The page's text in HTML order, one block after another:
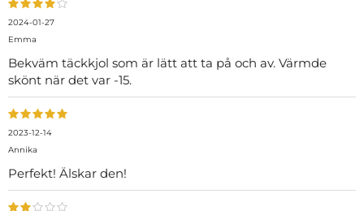
2024-01-27
Emma
Bekväm täckkjol som är lätt att ta på och av. Värmde
skönt när det var -15.
2023-12-14
Annika
Perfekt! Älskar den!